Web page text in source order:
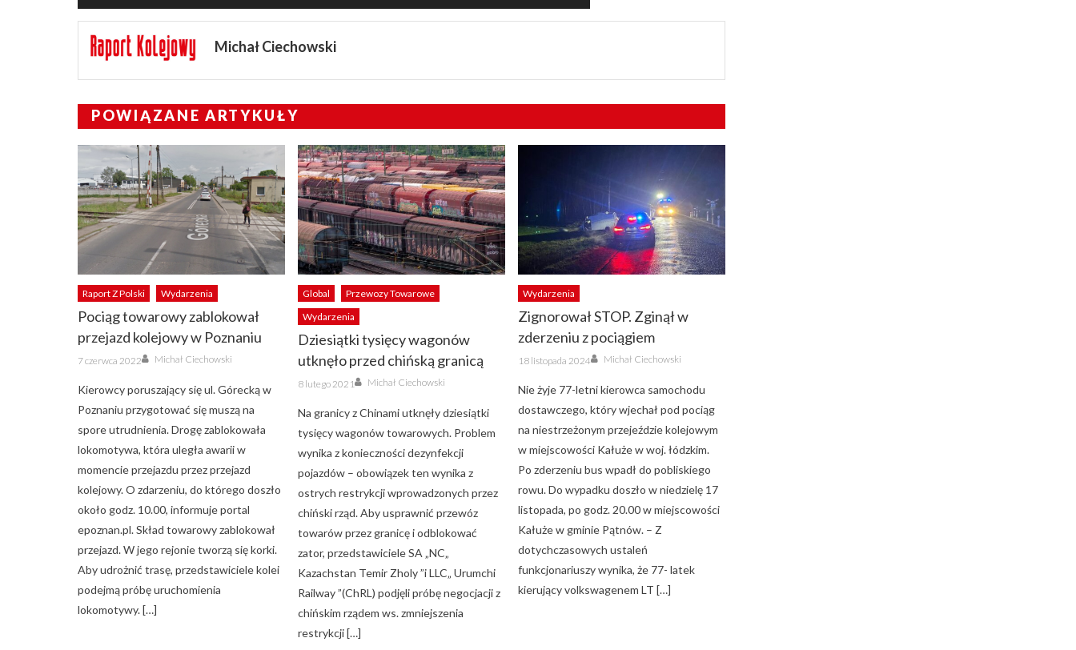
Michał Ciechowski
POWIĄZANE ARTYKUŁY
Raport Z Polski Wydarzenia
Pociąg towarowy zablokował
przejazd kolejowy w Poznaniu
Posted
on
7 czerwca 2022 Author
Michał Ciechowski
Kierowcy poruszający się ul. Górecką w
Poznaniu przygotować się muszą na
spore utrudnienia. Drogę zablokowała
lokomotywa, która uległa awarii w
momencie przejazdu przez przejazd
kolejowy. O zdarzeniu, do którego doszło
około godz. 10.00, informuje portal
epoznan.pl. Skład towarowy zablokował
przejazd. W jego rejonie tworzą się korki.
Aby udrożnić trasę, przedstawiciele kolei
podejmą próbę uruchomienia
lokomotywy. […]
Global
Przewozy Towarowe
Wydarzenia
Dziesiątki tysięcy wagonów
utknęło przed chińską granicą
Posted
on
8 lutego 2021 Author
Michał Ciechowski
Na granicy z Chinami utknęły dziesiątki
tysięcy wagonów towarowych. Problem
wynika z konieczności dezynfekcji
pojazdów – obowiązek ten wynika z
ostrych restrykcji wprowadzonych przez
chiński rząd. Aby usprawnić przewóz
towarów przez granicę i odblokować
zator, przedstawiciele SA „NC„
Kazachstan Temir Zholy ”i LLC„ Urumchi
Railway ”(ChRL) podjęli próbę negocjacji z
chińskim rządem ws. zmniejszenia
restrykcji […]
Wydarzenia
Zignorował STOP. Zginął w
zderzeniu z pociągiem
Posted
on
18 listopada 2024 Author
Michał Ciechowski
Nie żyje 77-letni kierowca samochodu
dostawczego, który wjechał pod pociąg
na niestrzeżonym przejeździe kolejowym
w miejscowości Kałuże w woj. łódzkim.
Po zderzeniu bus wpadł do pobliskiego
rowu. Do wypadku doszło w niedzielę 17
listopada, po godz. 20.00 w miejscowości
Kałuże w gminie Pątnów. – Z
dotychczasowych ustaleń
funkcjonariuszy wynika, że 77- latek
kierujący volkswagenem LT […]